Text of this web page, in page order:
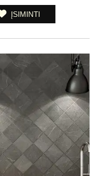
ĮSIMINTI